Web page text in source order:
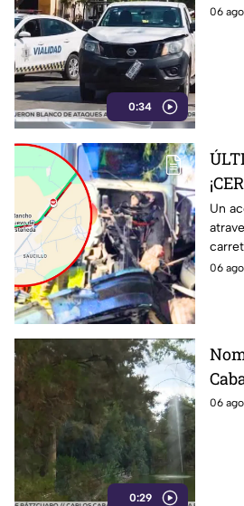
0:34
por
06
Un
tramo
06
0:29
06